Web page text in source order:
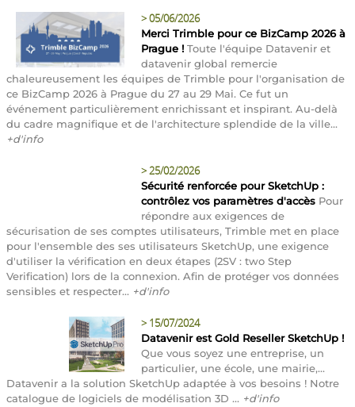
>05/06/2026
Merci Trimble pour ce BizCamp 2026 à
Prague ! Toute l'équipe Datavenir et
datavenir global remercie
chaleureusement les équipes de Trimble pour l'organisation de
ce BizCamp 2026 à Prague du 27 au 29 Mai. Ce fut un
événement particulièrement enrichissant et inspirant. Au-delà
du cadre magnifique et de l'architecture splendide de la ville...
+d'info
>25/02/2026
Sécurité renforcée pour SketchUp :
contrôlez vos paramètres d'accès Pour
répondre aux exigences de
sécurisation de ses comptes utilisateurs, Trimble met en place
pour l'ensemble des ses utilisateurs SketchUp, une exigence
d'utiliser la vérification en deux étapes (2SV : two Step
Verification) lors de la connexion. Afin de protéger vos données
sensibles et respecter... +d'info
> 15/07/2024
Datavenir est Gold Reseller SketchUp !
Que vous soyez une entreprise, un
particulier, une école, une mairie,...
Datavenir a la solution SketchUp adaptée à vos besoins ! Notre
catalogue de logiciels de modélisation 3D ... +d'info